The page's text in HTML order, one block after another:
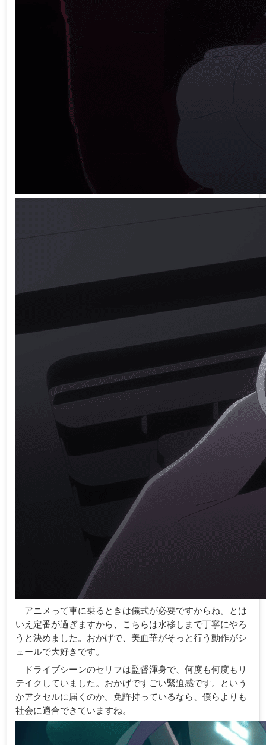
アニメって車に乗るときは儀式が必要ですからね。とは
いえ定番が過ぎますから、こちらは水移しまで丁寧にやろ
うと決めました。おかげで、美血華がそっと行う動作がシ
ュールで大好きです。
ドライブシーンのセリフは監督渾身で、何度も何度もリ
テイクしていました。おかげですごい緊迫感です。という
かアクセルに届くのか。免許持っているなら、僕らよりも
社会に適合できていますね。